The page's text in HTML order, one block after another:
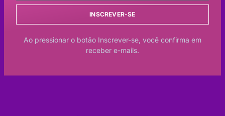
INSCREVER-SE
Ao pressionar o botão Inscrever-se, você confirma em
receber e-mails.